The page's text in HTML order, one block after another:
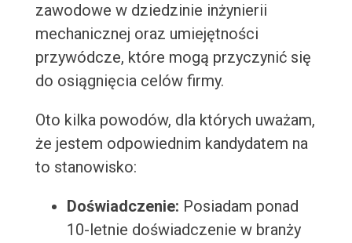
zawodowe w dziedzinie inżynierii
mechanicznej oraz umiejętności
przywódcze, które mogą przyczynić się
do osiągnięcia celów firmy.
Oto kilka powodów, dla których uważam,
że jestem odpowiednim kandydatem na
to stanowisko:
Doświadczenie: Posiadam ponad
10-letnie doświadczenie w branży